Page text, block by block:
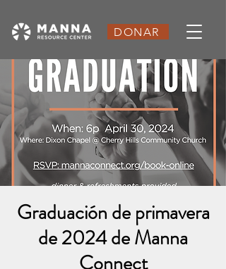
DONAR
Graduación de primavera
de 2024 de Manna
Connect